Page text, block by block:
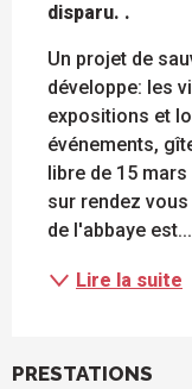
disparu. .
Un projet de
développe: les
expositions et
événements,
libre de 15
sur rendez
de l'abbaye est...
Lire la suite
PRESTATIONS